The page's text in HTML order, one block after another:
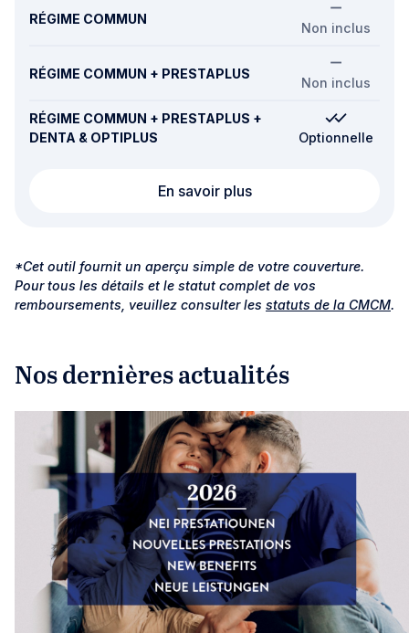
RÉGIME COMMUN
Non inclus
RÉGIME COMMUN + PRESTAPLUS
Non inclus
RÉGIME COMMUN + PRESTAPLUS +
DENTA & OPTIPLUS
Optionnelle
En savoir plusChirurgie réfractive
*Cet outil fournit un aperçu simple de votre couverture.
Pour tous les détails et le statut complet de vos
remboursements, veuillez consulter les statuts de la CMCM.
Nos dernières actualités